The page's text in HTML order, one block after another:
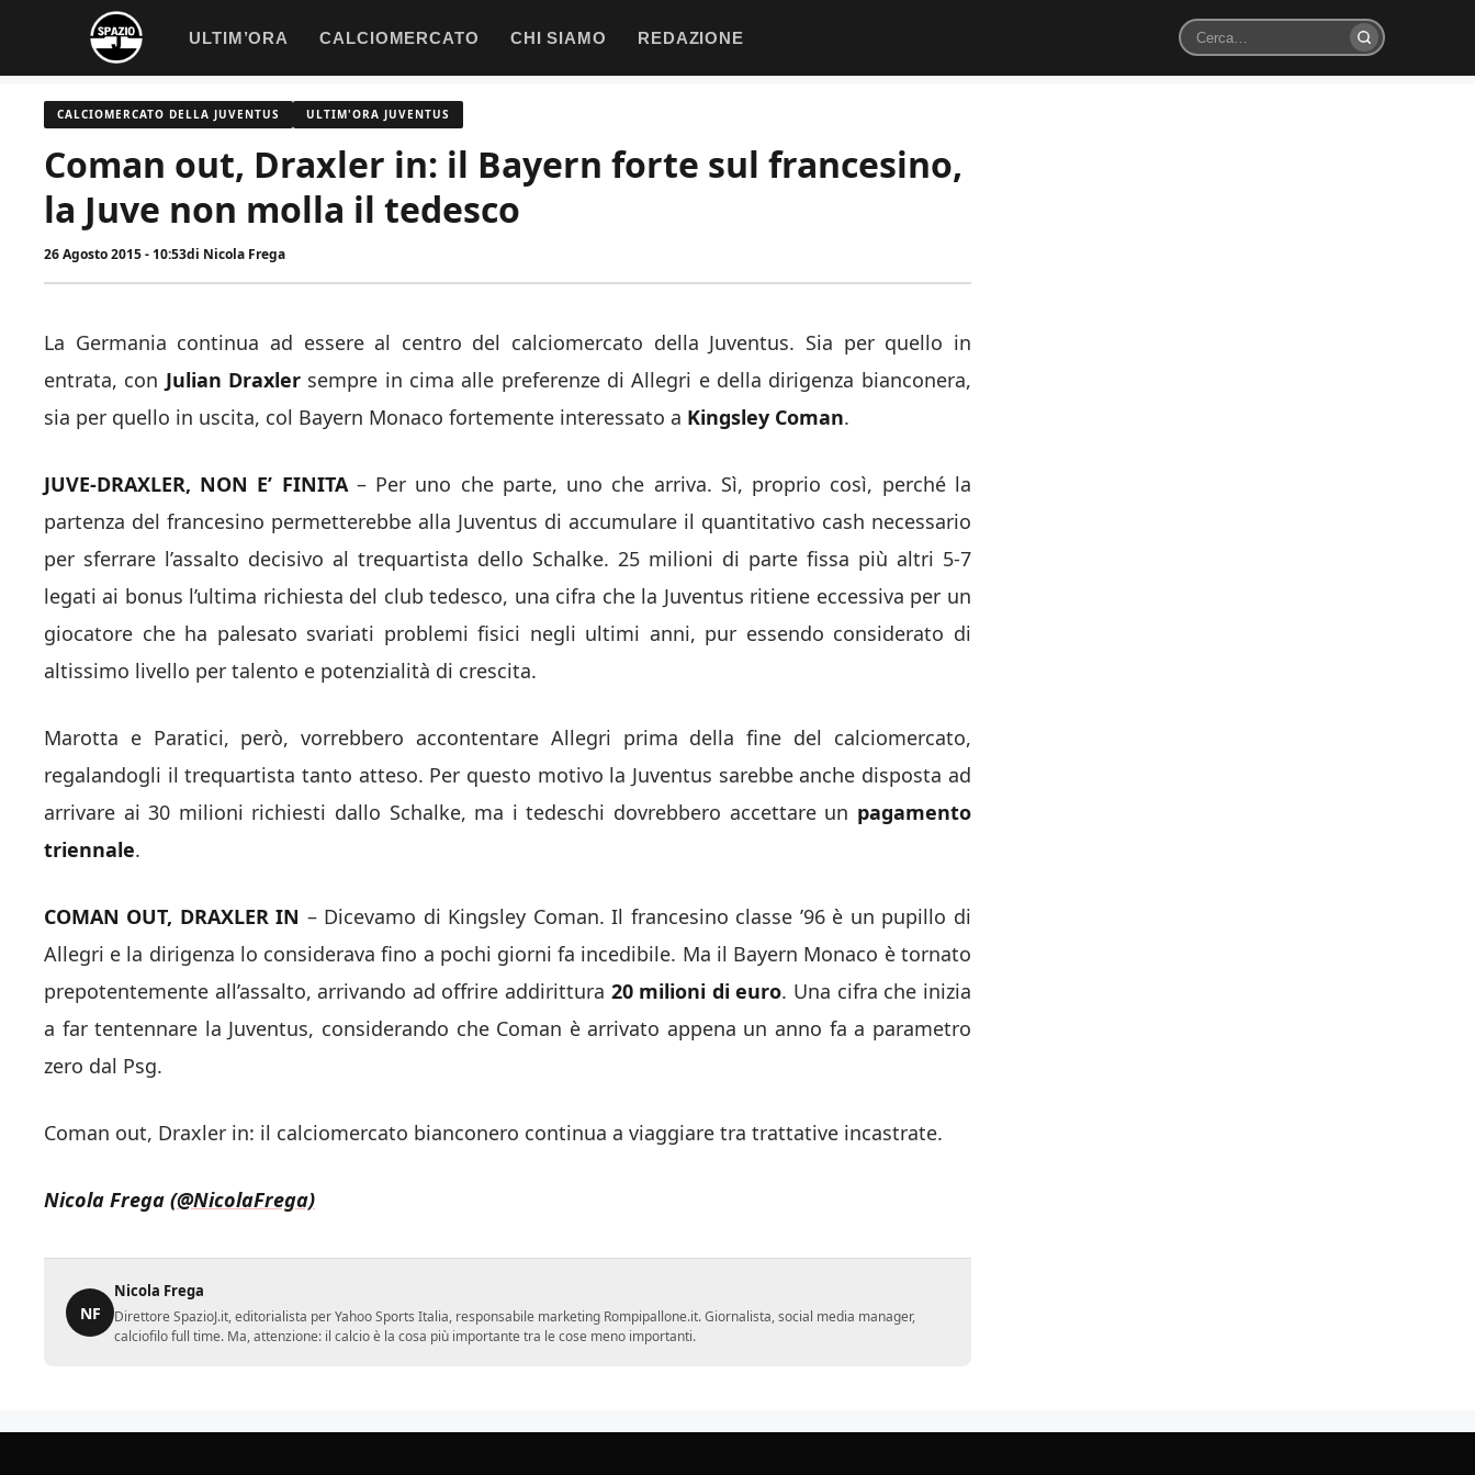
contenuto
ULTIM’ORA CALCIOMERCATO CHI SIAMO REDAZIONE
Cerca
CALCIOMERCATO DELLA JUVENTUS ULTIM'ORA JUVENTUS
Coman out, Draxler in: il Bayern forte sul francesino,
la Juve non molla il tedesco
26 Agosto 2015 - 10:53di Nicola Frega
La Germania continua ad essere al centro del calciomercato della Juventus. Sia per quello in
entrata, con Julian Draxler sempre in cima alle preferenze di Allegri e della dirigenza bianconera,
sia per quello in uscita, col Bayern Monaco fortemente interessato a Kingsley Coman.
JUVE-DRAXLER, NON E’ FINITA– Per uno che parte, uno che arriva. Sì, proprio così, perché la
partenza del francesino permetterebbe alla Juventus di accumulare il quantitativo cash necessario
per sferrare l’assalto decisivo al trequartista dello Schalke. 25 milioni di parte fissa più altri 5-7
legati ai bonus l’ultima richiesta del club tedesco, una cifra che la Juventus ritiene eccessiva per un
giocatore che ha palesato svariati problemi fisici negli ultimi anni, pur essendo considerato di
altissimo livello per talento e potenzialità di crescita.
Marotta e Paratici, però, vorrebbero accontentare Allegri prima della fine del calciomercato,
regalandogli il trequartista tanto atteso. Per questo motivo la Juventus sarebbe anche disposta ad
arrivare ai 30 milioni richiesti dallo Schalke, ma i tedeschi dovrebbero accettare un pagamento
triennale.
COMAN OUT, DRAXLER IN – Dicevamo di Kingsley Coman. Il francesino classe ’96 è un pupillo di
Allegri e la dirigenza lo considerava fino a pochi giorni fa incedibile. Ma il Bayern Monaco è tornato
prepotentemente all’assalto, arrivando ad offrire addirittura 20 milioni di euro. Una cifra che inizia
a far tentennare la Juventus, considerando che Coman è arrivato appena un anno fa a parametro
zero dal Psg.
Coman out, Draxler in: il calciomercato bianconero continua a viaggiare tra trattative incastrate.
Nicola Frega (@NicolaFrega)
NF
Nicola Frega
Direttore SpazioJ.it, editorialista per Yahoo Sports Italia, responsabile marketing Rompipallone.it. Giornalista, social media manager,
calciofilo full time. Ma, attenzione: il calcio è la cosa più importante tra le cose meno importanti.